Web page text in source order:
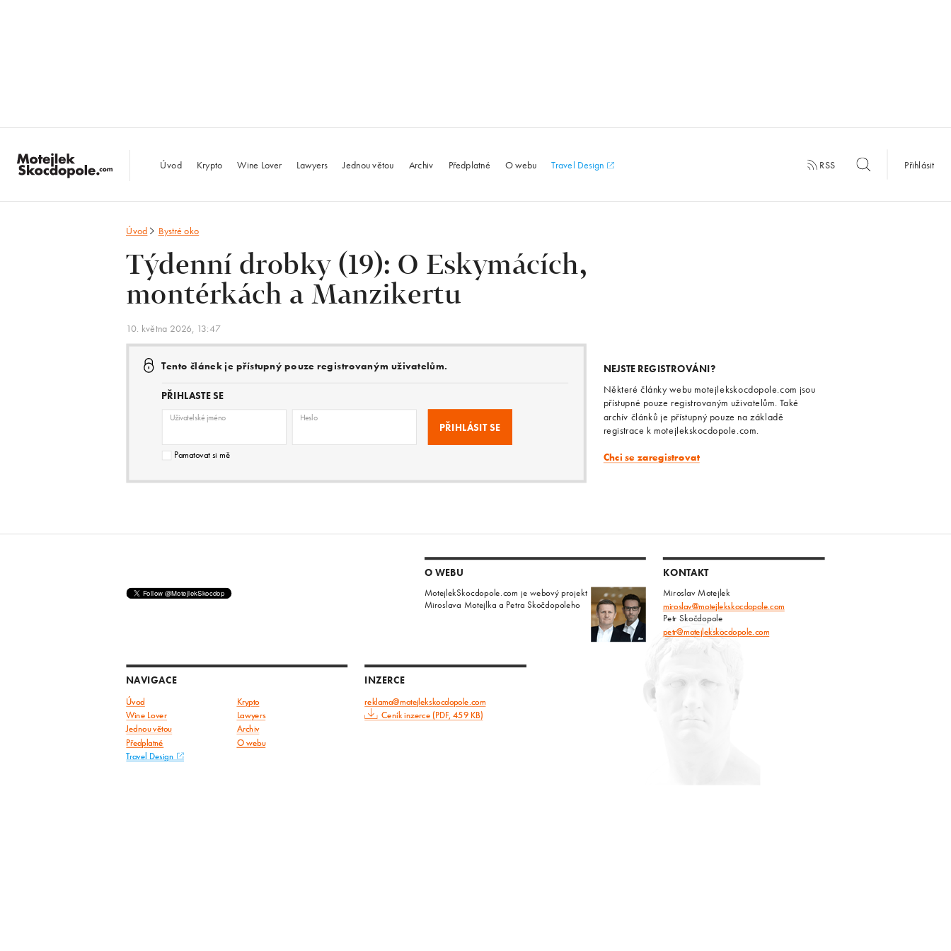
MotejlekSkocdopole.com
Úvod Krypto Wine Lover Lawyers Jednou větou Archiv Předplatné O webu Travel Design RSS Přihlásit
Úvod Bystré oko
Týdenní drobky (19): O Eskymácích,
montérkách a Manzikertu
10. května 2026, 13:47
Tento článek je přístupný pouze registrovaným uživatelům.
PŘIHLASTE SE
Uživatelské jméno Heslo
Pamatovat si mě
NEJSTE REGISTROVÁNI?
Některé články webu motejlekskocdopole.com jsou
přístupné pouze registrovaným uživatelům. Také
archív článků je přístupný pouze na základě
registrace k motejlekskocdopole.com.
Chci se zaregistrovat
O WEBU
MotejlekSkocdopole.com je webový projekt
Miroslava Motejlka a Petra Skočdopoleho
KONTAKT
Miroslav Motejlek
miroslav@motejlekskocdopole.com
Petr Skočdopole
petr@motejlekskocdopole.com
NAVIGACE
Úvod
Krypto
Wine Lover
Lawyers
Jednou větou Archiv
Předplatné O webu
Travel Design
INZERCE
reklama@motejlekskocdopole.com
Ceník inzerce (PDF, 459 KB)